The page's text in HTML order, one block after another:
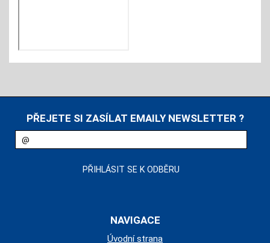
PŘEJETE SI ZASÍLAT EMAILY NEWSLETTER ?
NAVIGACE
Úvodní strana